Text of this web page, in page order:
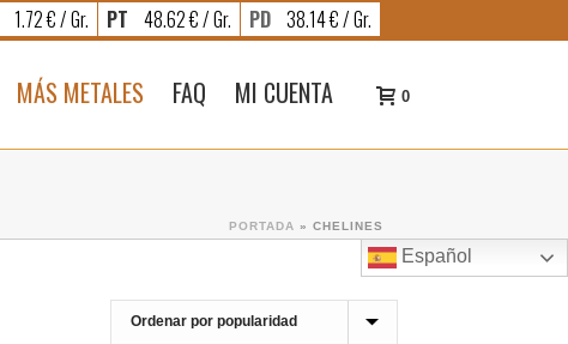
1.72 € / Gr. PT 48.62 € / Gr. PD 38.14 € / Gr.
MÁS METALES FAQ MI CUENTA 0
PORTADA » CHELINES
Español